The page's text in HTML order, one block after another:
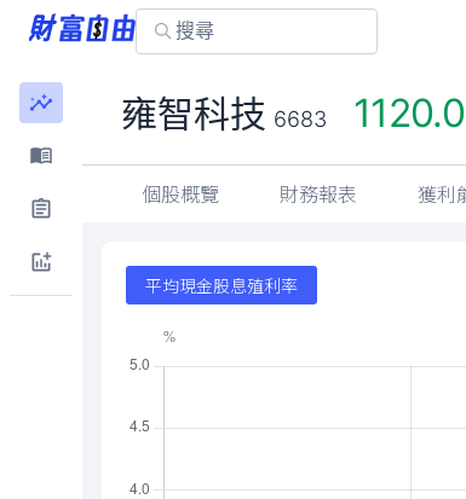
雍智科技 6683
個股概覽 財務報表 獲利
平均現金股息殖利率